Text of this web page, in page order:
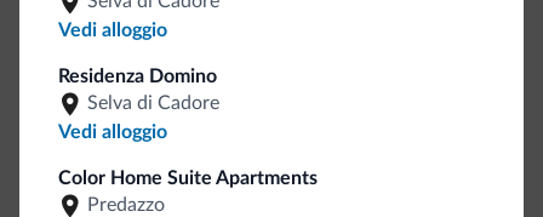
Vedi alloggio
Residenza Domino
Selva di Cadore
Vedi alloggio
Color Home Suite Apartments
Predazzo
Ce l'avete chiesto in tanti. Ecco la nuova collezione firmata
Dolomiti.it!